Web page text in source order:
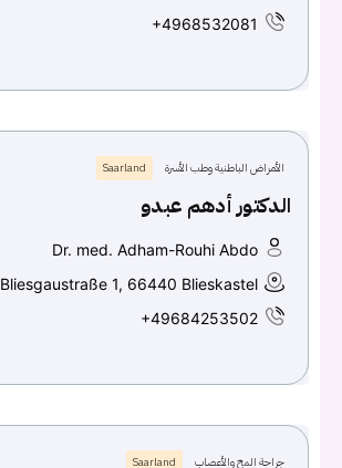
+4968532081
الأمراض الباطنية وطب الأسرة Saarland
الدكتور أدهم عبدو
Dr. med. Adham-Rouhi Abdo
Bliesgaustraße 1, 66440 Blieskastel
+49684253502
جراحة المخ والأعصاب Saarland